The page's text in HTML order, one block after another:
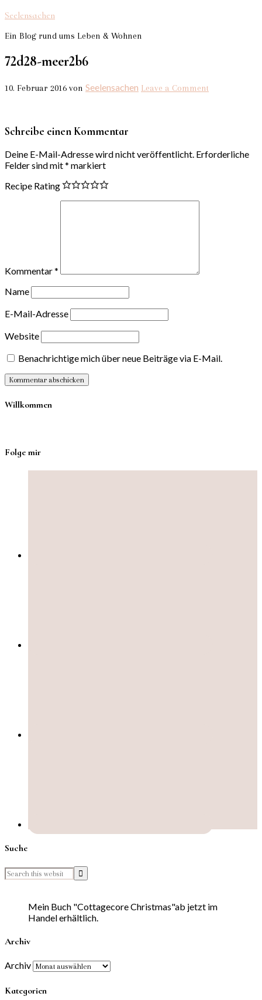
Seelensachen
Ein Blog rund ums Leben & Wohnen
72d28-meer2b6
10. Februar 2016 von Seelensachen Leave a Comment
Schreibe einen Kommentar
Deine E-Mail-Adresse wird nicht veröffentlicht. Erforderliche
Felder sind mit* markiert
Recipe Rating
Kommentar*
Name
E-Mail-Adresse
Website
Benachrichtige mich über neue Beiträge via E-Mail.
Willkommen
Folge mir
Suche
Mein Buch "Cottagecore Christmas"ab jetzt im
Handel erhältlich.
Archiv
Archiv
Kategorien